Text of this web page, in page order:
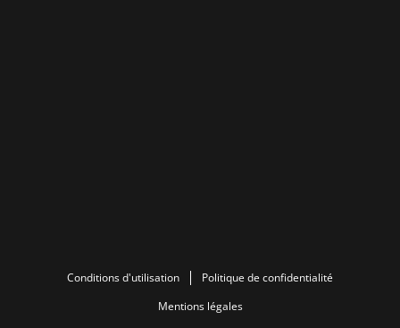
Conditions d'utilisation
Politique de confidentialité
Mentions légales